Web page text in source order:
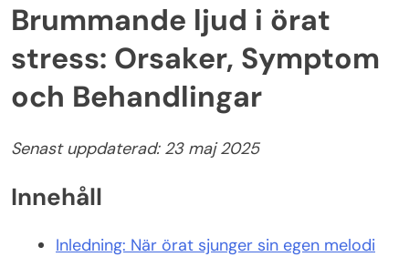
Brummande ljud i örat
stress: Orsaker, Symptom
och Behandlingar
Senast uppdaterad: 23 maj 2025
Innehåll
Inledning: När örat sjunger sin egen melodi